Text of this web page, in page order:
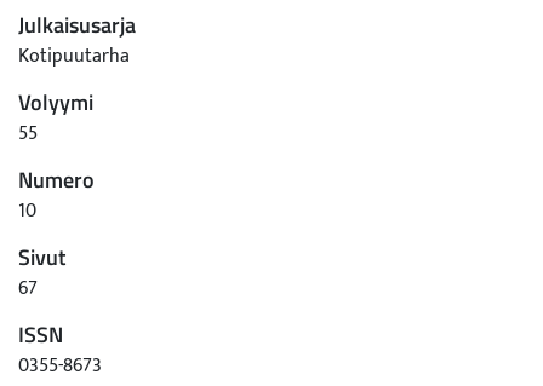
Julkaisusarja
Kotipuutarha
Volyymi
55
Numero
10
Sivut
67
ISSN
0355-8673